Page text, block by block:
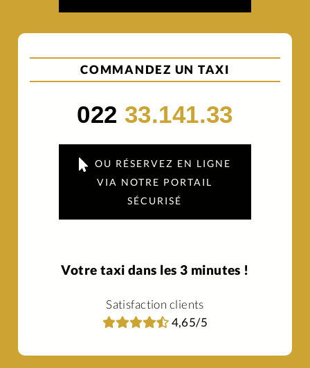
COMMANDEZ UN TAXI
022 33.141.33
OU RÉSERVEZ EN LIGNE
VIA NOTRE PORTAIL
SÉCURISÉ
Votre taxi dans les 3 minutes !
Satisfaction clients
4,65/5